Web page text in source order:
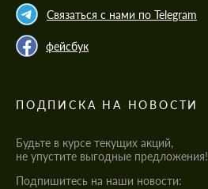
Связаться с нами по Telegram
фейсбук
ПОДПИСКА НА НОВОСТИ
Будьте в курсе текущих акций,
не упустите выгодные предложения!
Подпишитесь на наши новости: